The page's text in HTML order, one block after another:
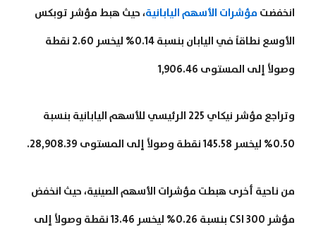
انخفضت مؤشرات الأسهم اليابانية، حيث هبط مؤشر توبكس
الأوسع نطاقاً في اليابان بنسبة 0.14% ليخسر 2.60 نقطة
وصولاً إلى المستوى 1,906.46
وتراجع مؤشر نيكاي 225 الرئيسي للأسهم اليابانية بنسبة
0.50% ليخسر 145.58 نقطة وصولاً إلى المستوى 28,908.39.
من ناحية أخرى هبطت مؤشرات الأسهم الصينية، حيث انخفض
مؤشر CSI 300 بنسبة 0.26% ليخسر 13.46 نقطة وصولاً إلى